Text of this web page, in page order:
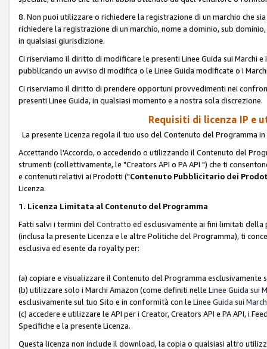
8. Non puoi utilizzare o richiedere la registrazione di un marchio che
richiedere la registrazione di un marchio, nome a dominio, sub
in qualsiasi giurisdizione.
Ci riserviamo il diritto di modificare le presenti Linee Guida sui Marchi
pubblicando un avviso di modifica o le Linee Guida modificate o i
Ci riserviamo il diritto di prendere opportuni provvedimenti nei
presenti Linee Guida, in qualsiasi momento e a nostra sola discrezione.
Requisiti di licenza IP e
La presente Licenza regola il tuo uso del Contenuto del Programma
Accettando l'Accordo, o accedendo o utilizzando il Contenuto del
strumenti (collettivamente, le "Creators API o PA API ") che ti
e contenuti relativi ai Prodotti ("Contenuto Pubblicitario dei
Licenza.
1. Licenza Limitata al Contenuto del Programma
Fatti salvi i termini del Contratto ed esclusivamente ai fini limitati
(inclusa la presente Licenza e le altre Politiche del Programma), ti
esclusiva ed esente da royalty per:
(a) copiare e visualizzare il Contenuto del Programma esclusivamente
(b) utilizzare solo i Marchi Amazon (come definiti nelle Linee Guida sui
esclusivamente sul tuo Sito e in conformità con le Linee Guida sui March
(c) accedere e utilizzare le API per i Creator, Creators API e PA API, i
Specifiche e la presente Licenza.
Questa licenza non include il download, la copia o qualsiasi altro